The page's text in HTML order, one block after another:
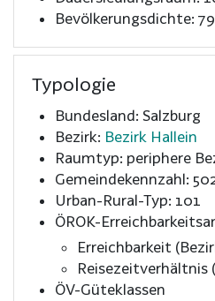
Bevölkerungsdichte:
Typologie
Bundesland: Salzburg
Bezirk: Bezirk Hallein
Raumtyp: periphere
Gemeindekennzahl:
Urban-Rural-Typ: 101
ÖROK-
Erreichbarkeit
Reisezeitverhältnis
ÖV-Güteklassen